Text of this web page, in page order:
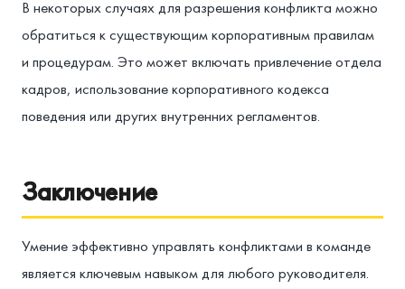
В некоторых случаях для разрешения конфликта можно
обратиться к существующим корпоративным правилам
и процедурам. Это может включать привлечение отдела
кадров, использование корпоративного кодекса
поведения или других внутренних регламентов.
Заключение
Умение эффективно управлять конфликтами в команде
является ключевым навыком для любого руководителя.